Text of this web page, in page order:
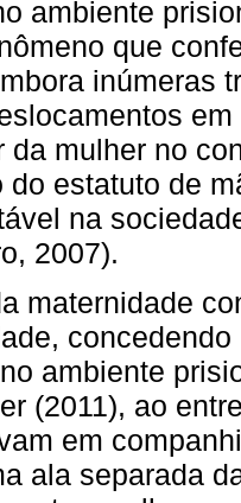
ambiente
que
inúmeras
da mulher no
do estatuto de
na
2007).
maternidade
ambiente
(2011), ao
em
ala separada